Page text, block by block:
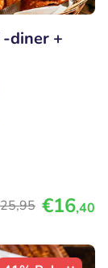
diner +
,95 €16,40